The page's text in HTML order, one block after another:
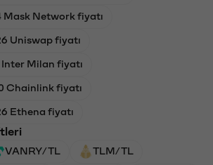
Mask Network fiyatı
Uniswap fiyatı
Milan fiyatı
Chainlink fiyatı
Ethena fiyatı
VANRY/TL TLM/TL